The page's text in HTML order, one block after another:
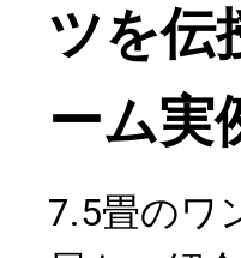
ツを伝
ーム実
7.5畳のワ